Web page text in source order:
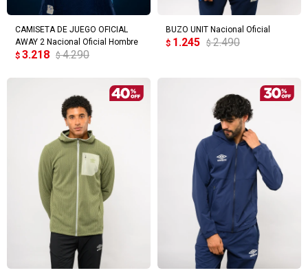
CAMISETA DE JUEGO OFICIAL
AWAY 2 Nacional Oficial Hombre
$ 3.218 $ 4.290
BUZO UNIT Nacional Oficial
$ 1.245 $ 2.490